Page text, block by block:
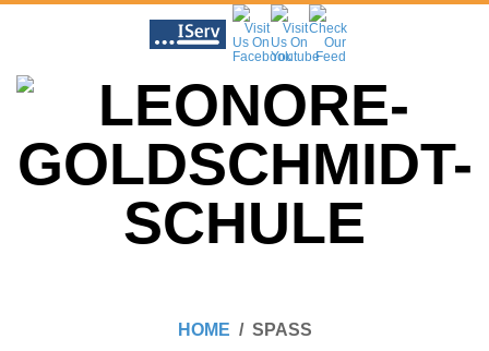
content
HOME SPASS